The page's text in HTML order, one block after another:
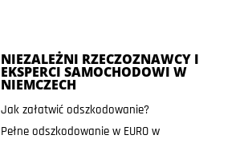
NIEZALEŻNI RZECZOZNAWCY I
EKSPERCI SAMOCHODOWI W
NIEMCZECH
Jak załatwić odszkodowanie?
Pełne odszkodowanie w EURO w